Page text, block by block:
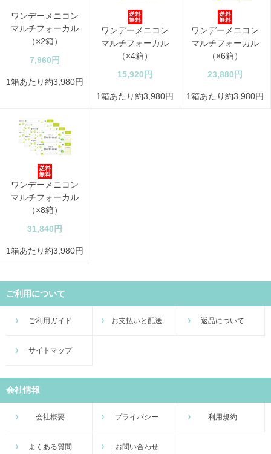
ワンデーメニコン
マルチフォーカル
（×2箱）
7,960円
1箱あたり約3,980円
ワンデーメニコン
マルチフォーカル
（×4箱）
15,920円
1箱あたり約3,980円
ワンデーメニコン
マルチフォーカル
（×6箱）
23,880円
1箱あたり約3,980円
ワンデーメニコン
マルチフォーカル
（×8箱）
31,840円
1箱あたり約3,980円
ご利用について
ご利用ガイド お支払いと配送 返品について
サイトマップ
会社情報
会社概要 プライバシー 利用規約
よくある質問 お問い合わせ